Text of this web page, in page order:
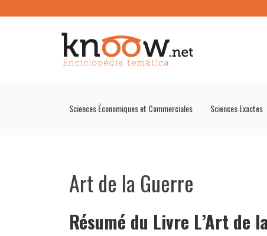
Sciences Économiques et Commerciales Sciences Exactes
Art de la Guerre
Résumé du Livre L’Art de